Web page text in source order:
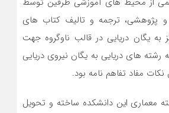
پژوهشی، ترجمه و تالیف کتاب های
یگان دریایی در قالب ناوگروه جهت
رشته های دریایی به یگان نیروی دریایی
مفاد تفاهم نامه بود.
معماری این دانشکده ساخته و تحویل